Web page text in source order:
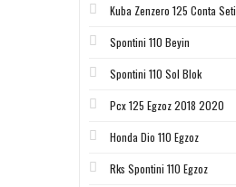
Kuba Zenzero 125 Conta Seti
Spontini 110 Beyin
Spontini 110 Sol Blok
Pcx 125 Egzoz 2018 2020
Honda Dio 110 Egzoz
Rks Spontini 110 Egzoz